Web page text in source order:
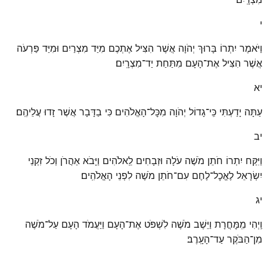
י
וַיֹּאמֶר יִתְרוֹ בָּרוּךְ יְהֹוָה אֲשֶׁר הִצִּיל אֶתְכֶם מִיַּד מִצְרַיִם וּמִיַּד פַּרְעֹה
אֲשֶׁר הִצִּיל אֶת־הָעָם מִתַּחַת יַד־מִצְרָֽיִם׃
יא
עַתָּה יָדַעְתִּי כִּֽי־גָדוֹל יְהֹוָה מִכׇּל־הָאֱלֹהִים כִּי בַדָּבָר אֲשֶׁר זָדוּ עֲלֵיהֶֽם׃
יב
וַיִּקַּח יִתְרוֹ חֹתֵן מֹשֶׁה עֹלָה וּזְבָחִים לֵֽאלֹהִים וַיָּבֹא אַהֲרֹן וְכֹל זִקְנֵי
יִשְׂרָאֵל לֶאֱכׇל־לֶחֶם עִם־חֹתֵן מֹשֶׁה לִפְנֵי הָאֱלֹהִֽים׃
יג
וַֽיְהִי מִֽמׇּחֳרָת וַיֵּשֶׁב מֹשֶׁה לִשְׁפֹּט אֶת־הָעָם וַיַּעֲמֹד הָעָם עַל־מֹשֶׁה
מִן־הַבֹּקֶר עַד־הָעָֽרֶב׃